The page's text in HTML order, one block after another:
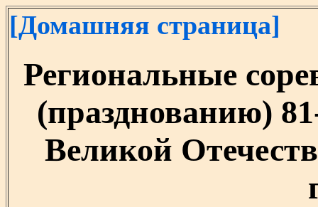
[Домашняя страница]
Региональные
(празднованию)
Великой